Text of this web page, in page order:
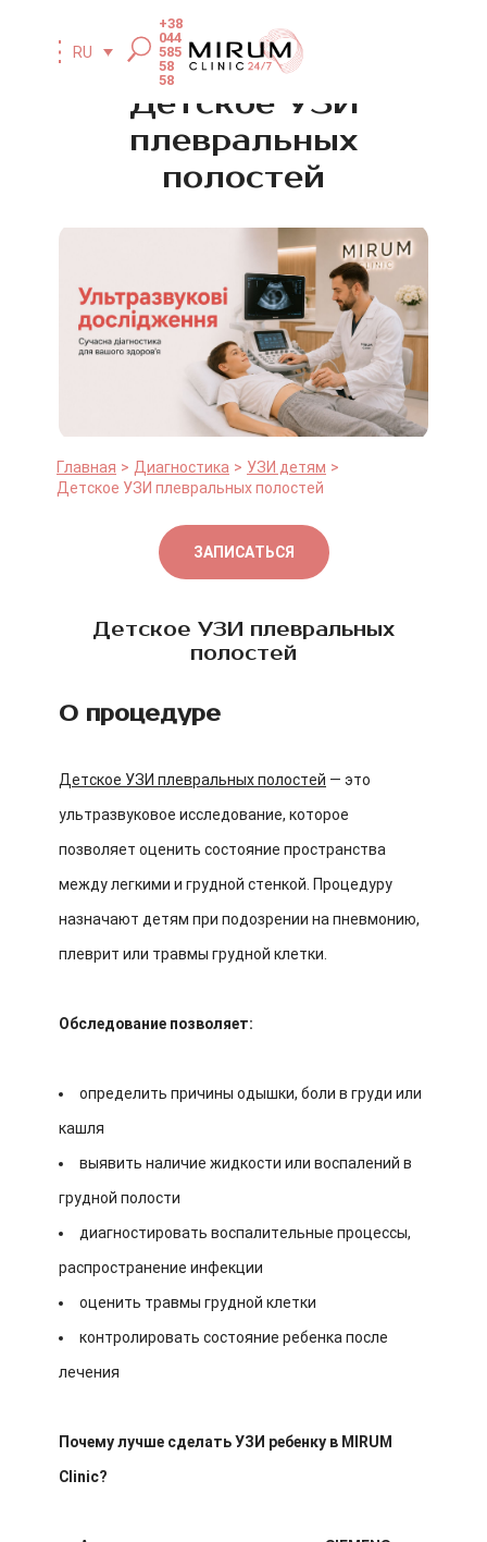
RU
+38
044
585
58
58
Детское УЗИ
плевральных
полостей
Главная Диагностика
УЗИ детям
Детское УЗИ плевральных полостей
ЗАПИСАТЬСЯ
Детское УЗИ плевральных
полостей
О процедуре
Детское УЗИ плевральных полостей — это
ультразвуковое исследование, которое
позволяет оценить состояние пространства
между легкими и грудной стенкой. Процедуру
назначают детям при подозрении на пневмонию,
плеврит или травмы грудной клетки.
Обследование позволяет:
определить причины одышки, боли в груди или
кашля
выявить наличие жидкости или воспалений в
грудной полости
диагностировать воспалительные процессы,
распространение инфекции
оценить травмы грудной клетки
контролировать состояние ребенка после
лечения
Почему лучше сделать УЗИ ребенку в MIRUM
Clinic?